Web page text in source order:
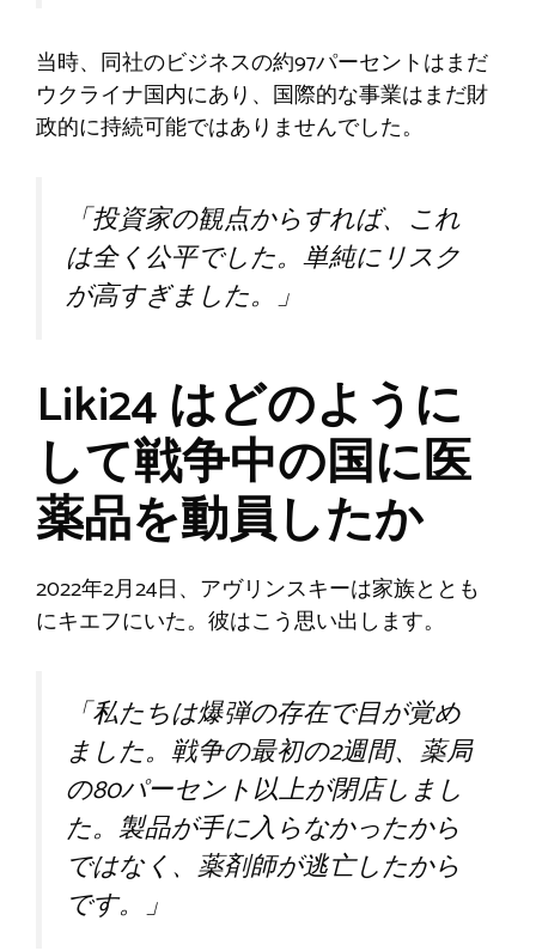
当時、同社のビジネスの約97パーセントはまだ
ウクライナ国内にあり、国際的な事業はまだ財
政的に持続可能ではありませんでした。
「投資家の観点からすれば、これ
は全く公平でした。単純にリスク
が高すぎました。」
Liki24 はどのように
して戦争中の国に医
薬品を動員したか
2022年2月24日、アヴリンスキーは家族ととも
にキエフにいた。彼はこう思い出します。
「私たちは爆弾の存在で目が覚め
ました。戦争の最初の2週間、薬局
の80パーセント以上が閉店しまし
た。製品が手に入らなかったから
ではなく、薬剤師が逃亡したから
です。」